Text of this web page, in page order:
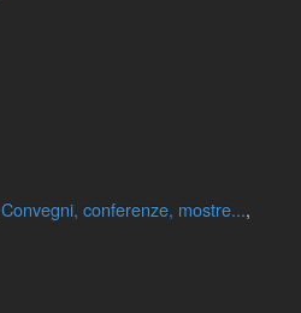
Convegni, conferenze, mostre...,